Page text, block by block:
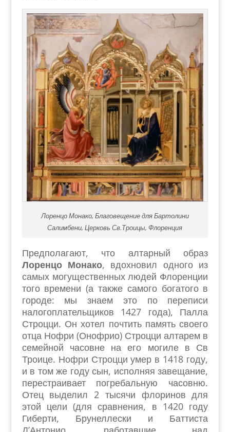
Лоренцо Монако, Благовещение для Бартолини
Салимбени, Церковь Св.Троицы, Флоренция
Предполагают, что алтарный образ
Лоренцо Монако, вдохновил одного из
самых могущественных людей Флоренции
того времени (а также самого богатого в
городе: мы знаем это по переписи
налогоплательщиков 1427 года), Палла
Строцци. Он хотел почтить память своего
отца Нофри (Онофрио) Строцци алтарем в
семейной часовне на его могиле в Св
Троице. Нофри Строцци умер в 1418 году,
и в том же году сын, исполняя завещание,
перестраивает погребальную часовню.
Отец выделил 2 тысячи флоринов для
этой цели (для сравнения, в 1420 году
Гиберти, Брунеллески и Баттиста